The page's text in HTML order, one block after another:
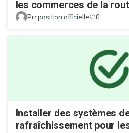
les commerces de la
Proposition officielle 0
Installer des systèmes
rafraîchissement pour